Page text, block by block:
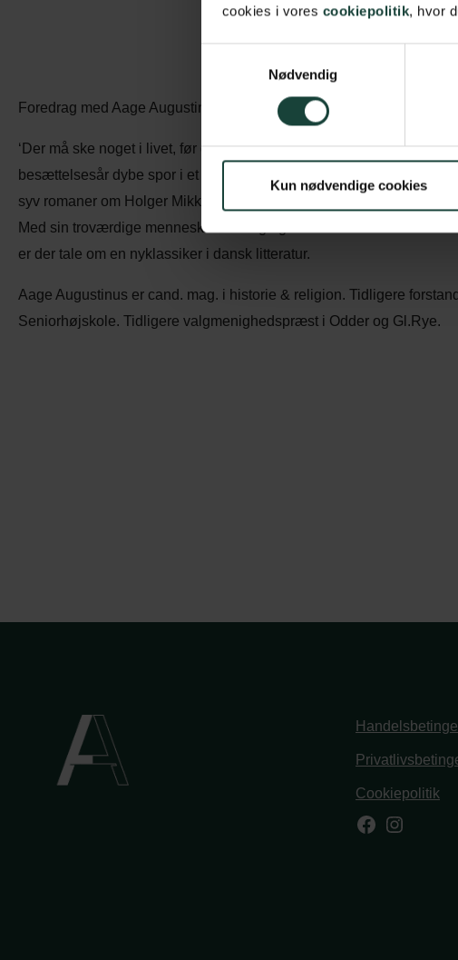
cookies i vores cookiepolitik, hvor
Nødvendig
Kun nødvendige cookies
Foredrag med Aage Augustinus: Virkeligheden er til – om Tage
‘Der må ske noget i livet, før der kan ske noget i kunsten’. I
besættelsesår dybe spor i et omfattende forfatterskab, hvor han
syv romaner om Holger Mikkelsen tager Tage Skou-Hansen livtag
Med sin troværdige menneskeskildring og sit realistiske tidsbillede
er der tale om en nyklassiker i dansk litteratur.
Aage Augustinus er cand. mag. i historie & religion. Tidligere
Seniorhøjskole. Tidligere valgmenighedspræst i Odder og Gl.Rye.
Cookiepolitik
Facebook